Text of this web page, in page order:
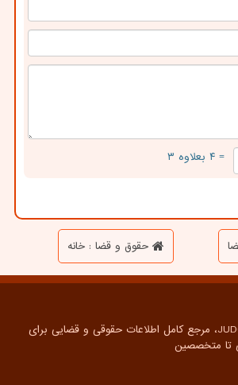
= ۴ بعلاوه ۳
حقوق و قضا : خانه
اطلاعات حقوقی - JUDCMS، مرجع کامل اطلاعات حقوقی و قضایی برای
تا متخصصین